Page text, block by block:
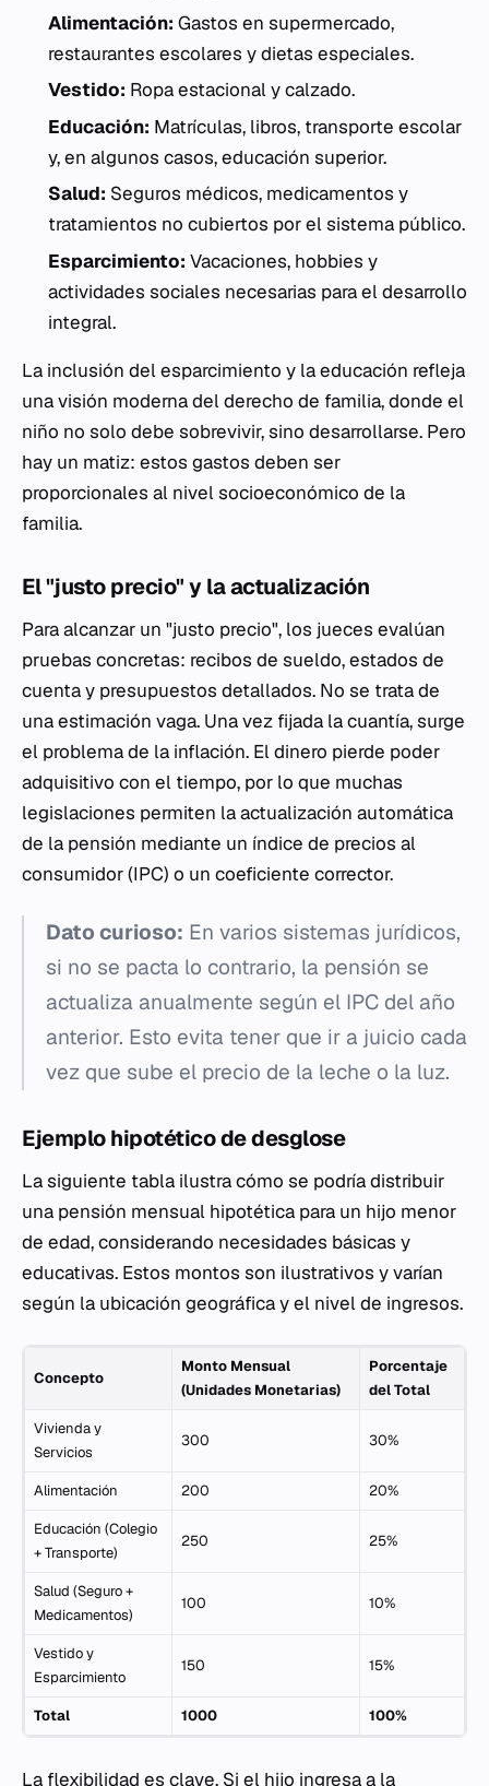
Alimentación: Gastos en supermercado,
restaurantes escolares y dietas especiales.
Vestido: Ropa estacional y calzado.
Educación: Matrículas, libros, transporte escolar
y, en algunos casos, educación superior.
Salud: Seguros médicos, medicamentos y
tratamientos no cubiertos por el sistema público.
Esparcimiento: Vacaciones, hobbies y
actividades sociales necesarias para el desarrollo
integral.
La inclusión del esparcimiento y la educación refleja
una visión moderna del derecho de familia, donde el
niño no solo debe sobrevivir, sino desarrollarse. Pero
hay un matiz: estos gastos deben ser
proporcionales al nivel socioeconómico de la
familia.
El "justo precio" y la actualización
Para alcanzar un "justo precio", los jueces evalúan
pruebas concretas: recibos de sueldo, estados de
cuenta y presupuestos detallados. No se trata de
una estimación vaga. Una vez fijada la cuantía, surge
el problema de la inflación. El dinero pierde poder
adquisitivo con el tiempo, por lo que muchas
legislaciones permiten la actualización automática
de la pensión mediante un índice de precios al
consumidor (IPC) o un coeficiente corrector.
Dato curioso: En varios sistemas jurídicos,
si no se pacta lo contrario, la pensión se
actualiza anualmente según el IPC del año
anterior. Esto evita tener que ir a juicio cada
vez que sube el precio de la leche o la luz.
Ejemplo hipotético de desglose
La siguiente tabla ilustra cómo se podría distribuir
una pensión mensual hipotética para un hijo menor
de edad, considerando necesidades básicas y
educativas. Estos montos son ilustrativos y varían
según la ubicación geográfica y el nivel de ingresos.
Concepto
Monto Mensual
(Unidades Monetarias)
Porcentaje
del Total
Vivienda y
Servicios
300 30%
Alimentación 200 20%
Educación (Colegio
+ Transporte)
250 25%
Salud (Seguro +
Medicamentos)
100 10%
Vestido y
Esparcimiento
150 15%
Total 1000 100%
La flexibilidad es clave. Si el hijo ingresa a la